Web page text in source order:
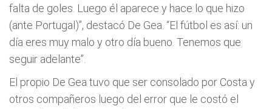
falta de goles. Luego él aparece y hace lo que hizo
(ante Portugal)”, destacó De Gea. “El fútbol es así: un
día eres muy malo y otro día bueno. Tenemos que
seguir adelante”.
El propio De Gea tuvo que ser consolado por Costa y
otros compañeros luego del error que le costó el